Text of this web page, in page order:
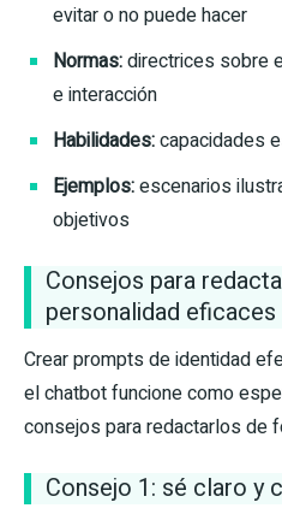
evitar o no puede hacer
Normas:directrices sobre
e interacción
Habilidades:capacidades
Ejemplos:escenarios
objetivos
Consejos para
personalidad eficaces
Crear prompts de identidad
el chatbot funcione como
consejos para redactarlos de
Consejo 1: sé claro y